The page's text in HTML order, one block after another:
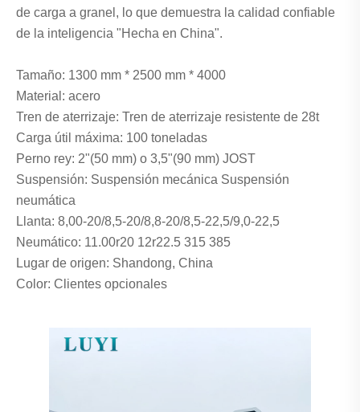
de carga a granel, lo que demuestra la calidad confiable
de la inteligencia "Hecha en China".
Tamaño: 1300 mm * 2500 mm * 4000
Material: acero
Tren de aterrizaje: Tren de aterrizaje resistente de 28t
Carga útil máxima: 100 toneladas
Perno rey: 2"(50 mm) o 3,5"(90 mm) JOST
Suspensión: Suspensión mecánica Suspensión
neumática
Llanta: 8,00-20/8,5-20/8,8-20/8,5-22,5/9,0-22,5
Neumático: 11.00r20 12r22.5 315 385
Lugar de origen: Shandong, China
Color: Clientes opcionales